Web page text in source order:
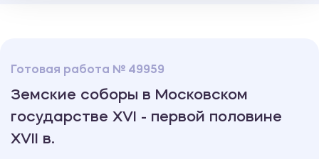
Готовая работа № 49959
Земские соборы в Московском
государстве XVI - первой половине
XVII в.